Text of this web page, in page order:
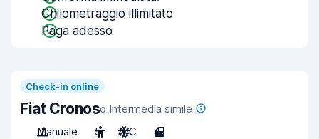
Chilometraggio illimitato
Paga adesso
Check-in online
Fiat Cronoso Intermedia simile
Manuale
5 A/C 4